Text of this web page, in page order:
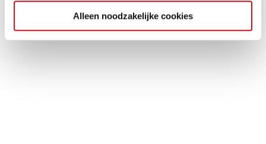
Alleen noodzakelijke cookies